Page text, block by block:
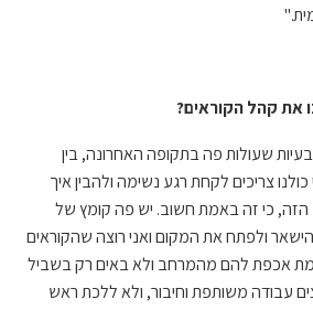
את קהל הקוראים?
שעולות פה בתקופה האחרונה, בין
צריכים לקחת רגע נשימה ולהבין איך
הזה, כי זה באמת חשוב. יש פה קומץ של
ולפתח את המקום ואני רוצה שהקוראים
אכפת להם מהמרחב ולא באים רק בשביל
עבודה משותפת וחיבור, ולא ללכת ראש